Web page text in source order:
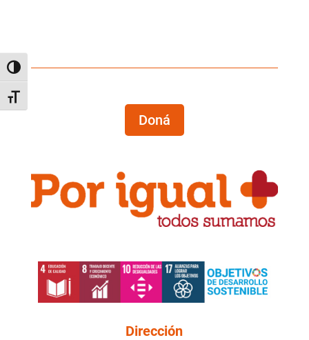
Alternar alto contraste
Alternar tamaño de letra
Doná
Dirección